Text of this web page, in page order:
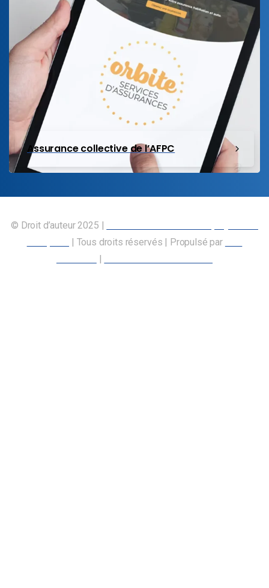
Assurance collective de l’AFPC
© Droit d’auteur 2025 |
| Tous droits réservés | Propulsé par
|